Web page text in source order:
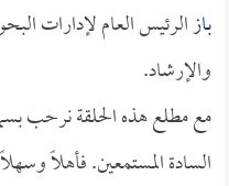
بازالرئيس العام لإدارات
والإرشاد.
مع مطلع هذه الحلقة نرحب
السادة المستمعين. فأهلاً